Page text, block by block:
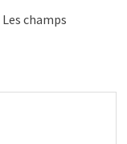
Les champs